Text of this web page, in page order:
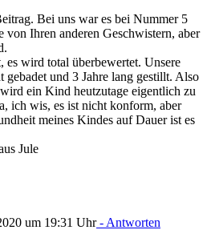
Bei uns war es bei Nummer 5
von Ihren anderen Geschwistern, aber
es wird total überbewertet. Unsere
gebadet und 3 Jahre lang gestillt. Also
ein Kind heutzutage eigentlich zu
ich wis, es ist nicht konform, aber
meines Kindes auf Dauer ist es
Jule
um 19:31 Uhr- Antworten